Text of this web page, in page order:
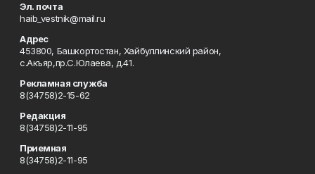
Эл. почта
haib_vestnik@mail.ru
Адрес
453800, Башкортостан, Хайбуллинский район,
с.Акъяр,пр.С.Юлаева, д.41.
Рекламная служба
8(34758)2-15-62
Редакция
8(34758)2-11-95
Приемная
8(34758)2-11-95